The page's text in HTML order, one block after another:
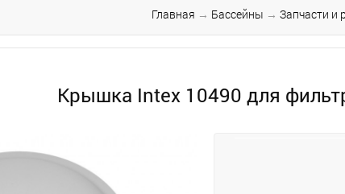
Главная → Бассейны → Запчасти и
Крышка Intex 10490 для